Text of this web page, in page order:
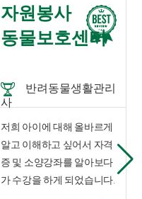
자원봉사
동물보호센터
반려동물생활관리
사
저희 아이에 대해 올바르게
알고 이해하고 싶어서 자격
증 및 소양강좌를 알아보다
가 수강을 하게 되었습니다.